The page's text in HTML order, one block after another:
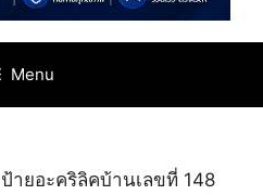
Menu
ป้ายอะคริลิคบ้านเลขที่ 148